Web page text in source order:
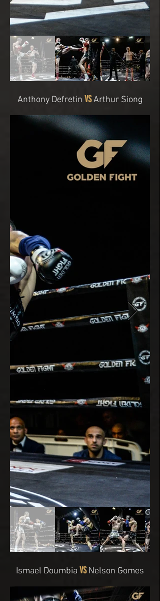
Anthony Defretin VSArthur Siong
Ismael Doumbia VS Nelson Gomes